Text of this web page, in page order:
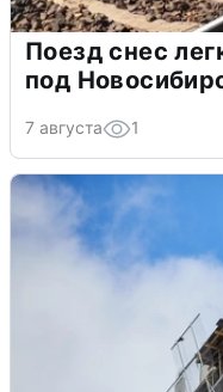
Поезд снес
под
7 августа 1